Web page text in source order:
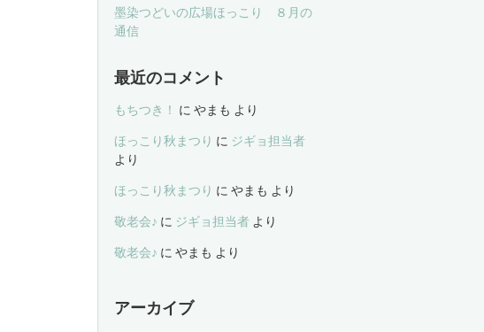
墨染つどいの広場ほっこり ８月の
通信
最近のコメント
もちつき！ にやまも より
ほっこり秋まつり に ジギョ担当者
より
ほっこり秋まつり にやまも より
敬老会♪ に ジギョ担当者 より
敬老会♪ にやまも より
アーカイブ